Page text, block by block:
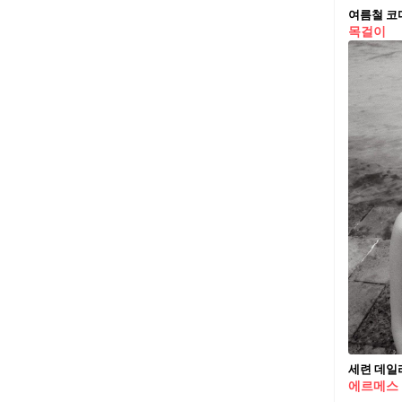
목걸이
세련 데일
에르메스